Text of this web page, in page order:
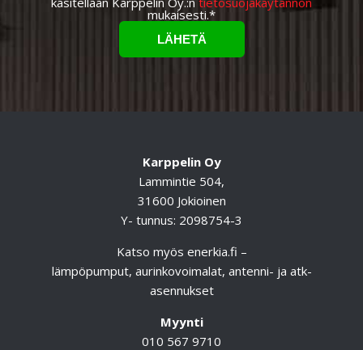
mukaisesti.*
Karppelin Oy
Lammintie 504,
31600 Jokioinen
Y- tunnus: 2098754-3
Katso myös enerkia.fi –
lämpöpumput, aurinkovoimalat, antenni- ja atk-
asennukset
Myynti
010 567 9710